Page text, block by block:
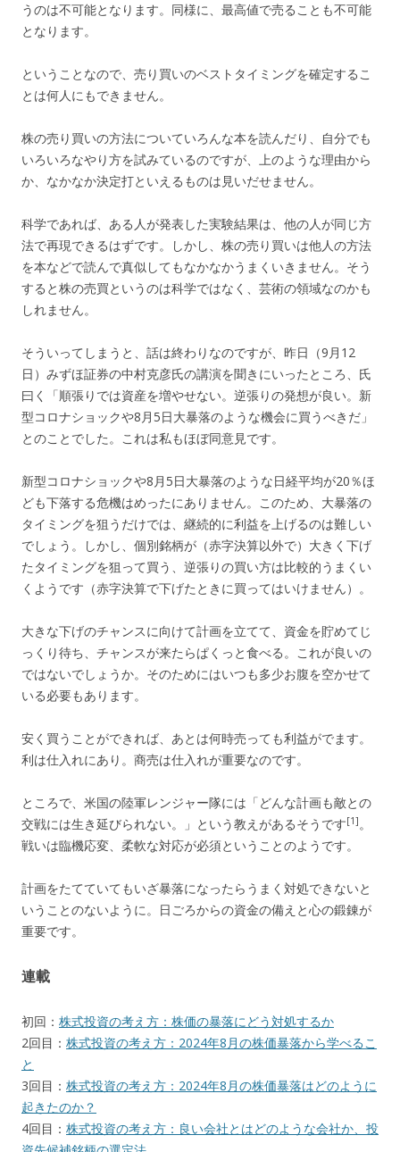
うのは不可能となります。同様に、最高値で売ることも不可能
となります。
ということなので、売り買いのベストタイミングを確定するこ
とは何人にもできません。
株の売り買いの方法についていろんな本を読んだり、自分でも
いろいろなやり方を試みているのですが、上のような理由から
か、なかなか決定打といえるものは見いだせません。
科学であれば、ある人が発表した実験結果は、他の人が同じ方
法で再現できるはずです。しかし、株の売り買いは他人の方法
を本などで読んで真似してもなかなかうまくいきません。そう
すると株の売買というのは科学ではなく、芸術の領域なのかも
しれません。
そういってしまうと、話は終わりなのですが、昨日（9月12
日）みずほ証券の中村克彦氏の講演を聞きにいったところ、氏
曰く「順張りでは資産を増やせない。逆張りの発想が良い。新
型コロナショックや8月5日大暴落のような機会に買うべきだ」
とのことでした。これは私もほぼ同意見です。
新型コロナショックや8月5日大暴落のような日経平均が20％ほ
ども下落する危機はめったにありません。このため、大暴落の
タイミングを狙うだけでは、継続的に利益を上げるのは難しい
でしょう。しかし、個別銘柄が（赤字決算以外で）大きく下げ
たタイミングを狙って買う、逆張りの買い方は比較的うまくい
くようです（赤字決算で下げたときに買ってはいけません）。
大きな下げのチャンスに向けて計画を立てて、資金を貯めてじ
っくり待ち、チャンスが来たらぱくっと食べる。これが良いの
ではないでしょうか。そのためにはいつも多少お腹を空かせて
いる必要もあります。
安く買うことができれば、あとは何時売っても利益がでます。
利は仕入れにあり。商売は仕入れが重要なのです。
ところで、米国の陸軍レンジャー隊には「どんな計画も敵との
交戦には生き延びられない。」という教えがあるそうです[1]。
戦いは臨機応変、柔軟な対応が必須ということのようです。
計画をたてていてもいざ暴落になったらうまく対処できないと
いうことのないように。日ごろからの資金の備えと心の鍛錬が
重要です。
連載
初回： 株式投資の考え方：株価の暴落にどう対処するか
2回目： 株式投資の考え方：2024年8月の株価暴落から学べるこ
と
3回目： 株式投資の考え方：2024年8月の株価暴落はどのように
起きたのか？
4回目： 株式投資の考え方：良い会社とはどのような会社か、投